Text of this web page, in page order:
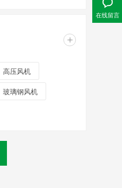
+
高压风机
玻璃钢风机
在线留言